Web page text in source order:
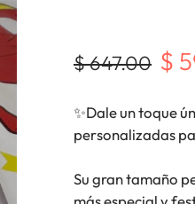
$ 647.00 $
✨Dale un toque
personalizadas
Su gran tamaño